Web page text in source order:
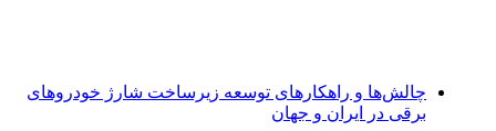
چالش‌ها و راهکارهای توسعه زیرساخت شارژ خودروهای
برقی در ایران و جهان